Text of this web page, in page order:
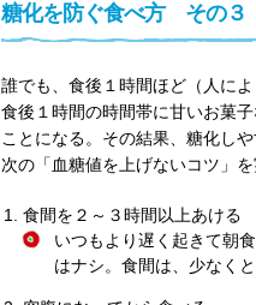
糖化を防ぐ食べ方 その３
誰でも、食後１時間ほど（人に
食後１時間の時間帯に甘いお菓
ことになる。その結果、糖化し
次の「血糖値を上げないコツ」を
食間を２～３時間以上あける
いつもより遅く起きて朝
はナシ。食間は、少なく